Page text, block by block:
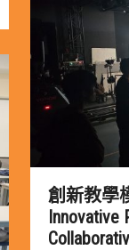
創新教學
Innovative